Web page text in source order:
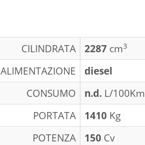
CILINDRATA 2287 cm3
ALIMENTAZIONE
diesel
CONSUMO
n.d. L/100Km
PORTATA
1410 Kg
POTENZA
150 Cv